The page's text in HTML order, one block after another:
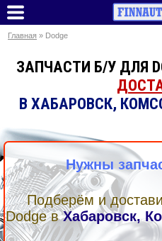
Главная » Dodge
ЗАПЧАСТИ Б/У ДЛЯ
В ХАБАРОВСК,
Нужны
Подберём и
DodgeвХабаровск,